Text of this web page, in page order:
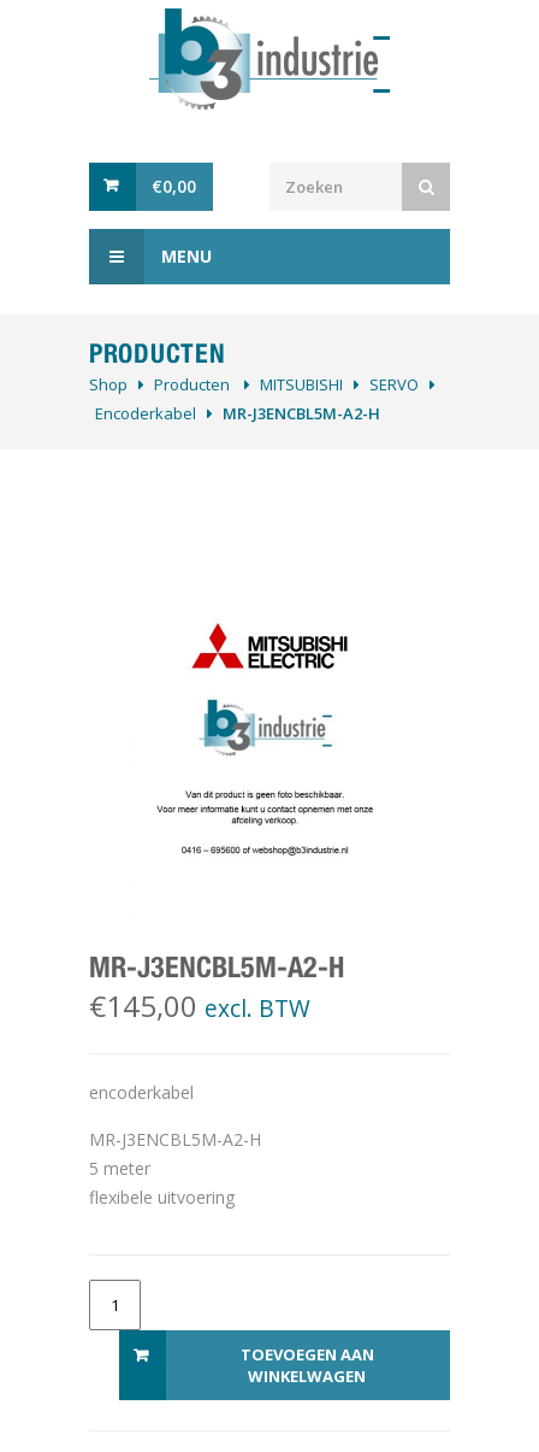
€0,00
MENU
PRODUCTEN
Shop Producten MITSUBISHI
SERVO
Encoderkabel
MR-J3ENCBL5M-A2-H
MR-J3ENCBL5M-A2-H
€145,00 excl. BTW
encoderkabel
MR-J3ENCBL5M-A2-H
5 meter
flexibele uitvoering
TOEVOEGEN AAN
WINKELWAGEN